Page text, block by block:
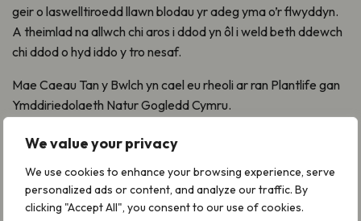
We value your privacy
We use cookies to enhance your browsing experience, serve
personalized ads or content, and analyze our traffic. By
clicking "Accept All", you consent to our use of cookies.
geir o laswelltiroedd llawn blodau yr adeg yma o’r flwyddyn.
A theimlad na allwch chi aros i ddod yn ôl i weld beth ddewch
chi ddod o hyd iddo y tro nesaf.
Mae Caeau Tan y Bwlch yn cael eu rheoli ar ran Plantlife gan
Ymddiriedolaeth Natur Gogledd Cymru.
Sut mae ymweld â gwarchodfa natur
Plantlife yng Nghymru?